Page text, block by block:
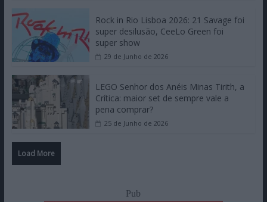
Rock in Rio Lisboa 2026: 21 Savage foi
super desilusão, CeeLo Green foi
super show
29 de Junho de 2026
LEGO Senhor dos Anéis Minas Tirith, a
Crítica: maior set de sempre vale a
pena comprar?
25 de Junho de 2026
Load More
Pub